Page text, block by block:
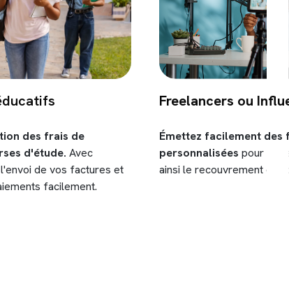
des frais de
d'étude. Avec
de vos factures et
facilement.
Freelancers ou
Émettez facilement des
personnalisées pour vos
ainsi le recouvrement des